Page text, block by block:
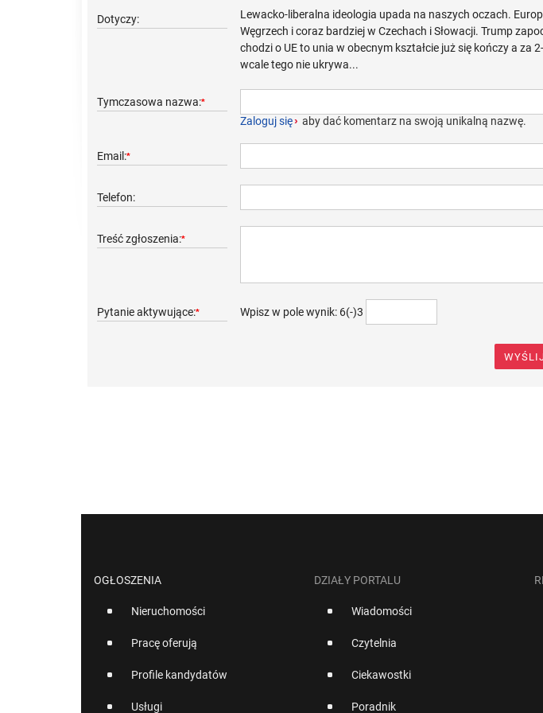
Dotyczy:
Lewacko-liberalna ideologia upada na naszych oczach.
Węgrzech i coraz bardziej w Czechach i Słowacji. Trump
chodzi o UE to unia w obecnym kształcie już się kończy a za
wcale tego nie ukrywa...
Tymczasowa nazwa:*
Zaloguj się› aby dać komentarz na swoją unikalną nazwę.
Email:*
Telefon:
Treść zgłoszenia:*
Pytanie aktywujące:* Wpisz w pole wynik: 6(-)3
OGŁOSZENIA
Nieruchomości
Pracę oferują
Profile kandydatów
Usługi
DZIAŁY PORTALU
Wiadomości
Czytelnia
Ciekawostki
Poradnik